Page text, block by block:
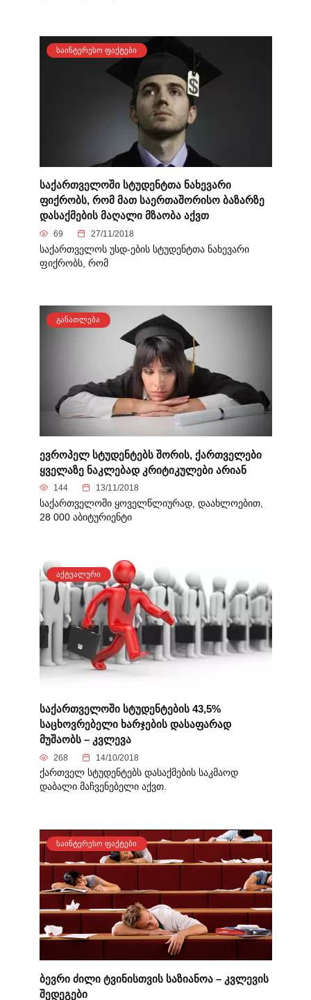
ᲡᲐᲘᲜᲢᲔᲠᲔᲡᲝ ᲤᲐᲥᲢᲔᲑᲘ
საქართველოში სტუდენტთა ნახევარი
ფიქრობს, რომ მათ საერთაშორისო ბაზარზე
დასაქმების მაღალი მზაობა აქვთ
69 27/11/2018
საქართველოს უსდ-ების სტუდენტთა ნახევარი
ფიქრობს, რომ
ᲒᲐᲜᲐᲗᲚᲔᲑᲐ
ევროპელ სტუდენტებს შორის, ქართველები
ყველაზე ნაკლებად კრიტიკულები არიან
144 13/11/2018
საქართველოში ყოველწლიურად, დაახლოებით,
28 000 აბიტურიენტი
ᲐᲥᲢᲣᲐᲚᲣᲠᲘ
საქართველოში სტუდენტების 43,5%
საცხოვრებელი ხარჯების დასაფარად
მუშაობს – კვლევა
268 14/10/2018
ქართველ სტუდენტებს დასაქმების საკმაოდ
დაბალი მაჩვენებელი აქვთ.
ᲡᲐᲘᲜᲢᲔᲠᲔᲡᲝ ᲤᲐᲥᲢᲔᲑᲘ
ბევრი ძილი ტვინისთვის საზიანოა – კვლევის
შედეგები